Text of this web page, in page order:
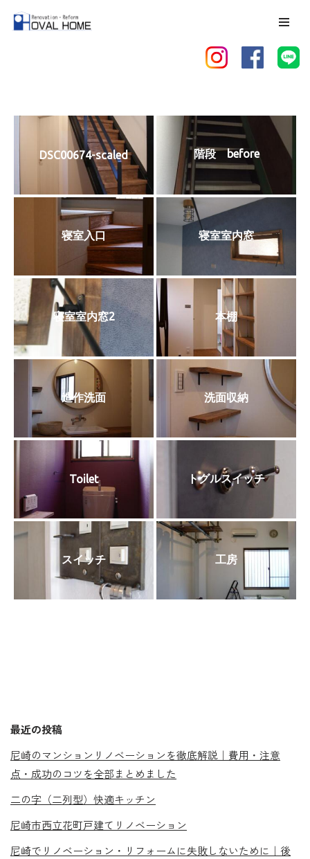
ツ
ッ
DSC00674-scaled 階段 before
寝室入口 寝室室内窓
寝室室内窓2 本棚
造作洗面 洗面収納
Toilet トグルスイッチ
スイッチ 工房
最近の投稿
尼崎のマンションリノベーションを徹底解説｜費用・注意
点・成功のコツを全部まとめました
二の字（二列型）快適キッチン
尼崎市西立花町戸建てリノベーション
尼崎でリノベーション・リフォームに失敗しないために｜後